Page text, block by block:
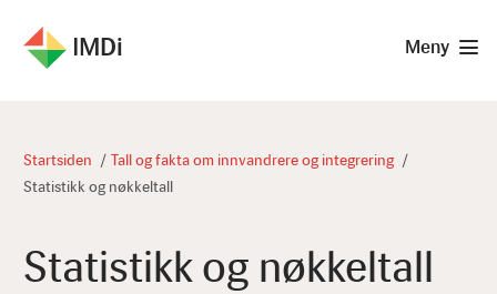
IMDi Meny
Startsiden
Tall og fakta om innvandrere og integrering
Statistikk og nøkkeltall
Statistikk og nøkkeltall